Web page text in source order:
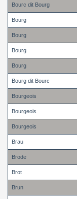
Bourc dit Bourg
Bourg
Bourg
Bourg
Bourg
Bourg dit Bourc
Bourgeois
Bourgeois
Bourgeois
Brau
Brode
Brot
Brun